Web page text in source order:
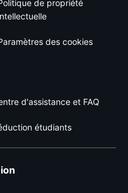
de propriété
des cookies
d'assistance et FAQ
étudiants